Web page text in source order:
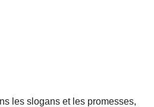
les slogans et les promesses,